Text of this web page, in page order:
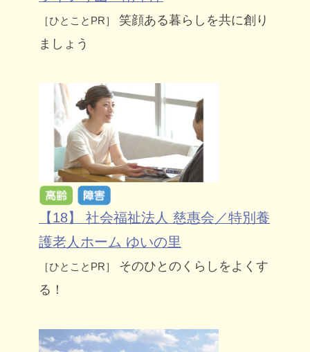
［ひとことPR］
笑顔ある暮らしを共に創り
ましょう
【18】 社会福祉法人 慈惠会／特別養
護老人ホーム ゆいの里
［ひとことPR］
そのひとのくらしをよくす
る！